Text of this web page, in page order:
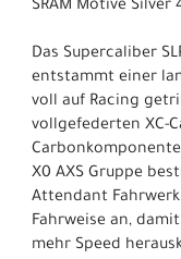
SRAM Motive Silver
Das Supercaliber
entstammt einer
voll auf Racing
vollgefederten XC-
X0 AXS Gruppe
Attendant
Fahrweise an,
mehr Speed